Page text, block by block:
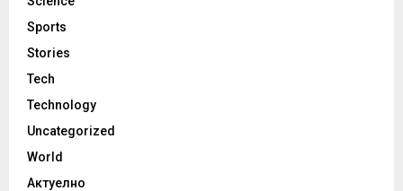
Sports
Stories
Tech
Technology
Uncategorized
World
Актуелно